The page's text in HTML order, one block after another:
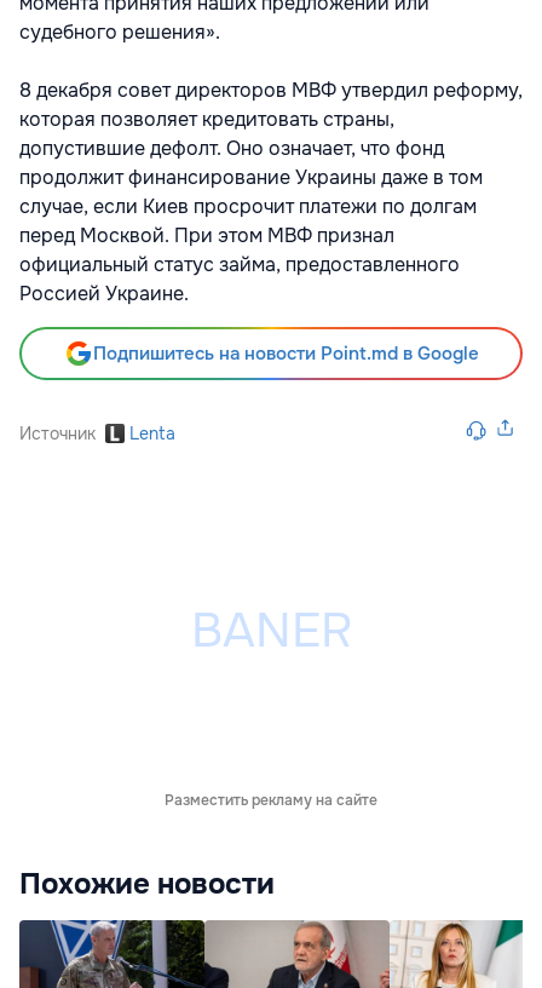
судебного решения».
8 декабря совет директоров МВФ утвердил реформу,
которая позволяет кредитовать страны,
допустившие дефолт. Оно означает, что фонд
продолжит финансирование Украины даже в том
случае, если Киев просрочит платежи по долгам
перед Москвой. При этом МВФ признал
официальный статус займа, предоставленного
Россией Украине.
Подпишитесь на новости Point.md в Google
Источник Lenta
Разместить рекламу на сайте
Похожие новости